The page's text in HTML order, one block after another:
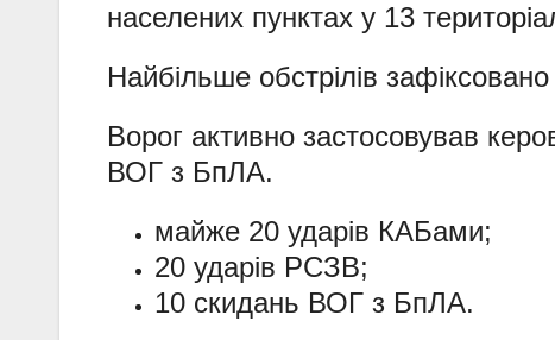
населених пунктах у 13
Найбільше обстрілів
Ворог активно застосовував
ВОГ з БпЛА.
майже 20 ударів КАБами;
20 ударів РСЗВ;
10 скидань ВОГ з БпЛА.